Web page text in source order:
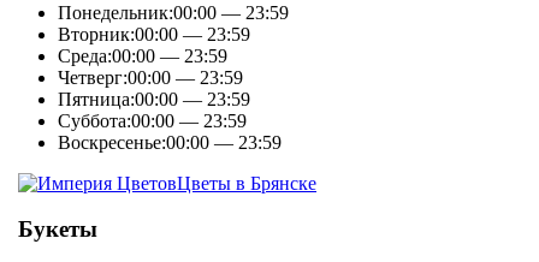
Понедельник:00:00 — 23:59
Вторник:00:00 — 23:59
Среда:00:00 — 23:59
Четверг:00:00 — 23:59
Пятница:00:00 — 23:59
Суббота:00:00 — 23:59
Воскресенье:00:00 — 23:59
Цветы в Брянске
Букеты